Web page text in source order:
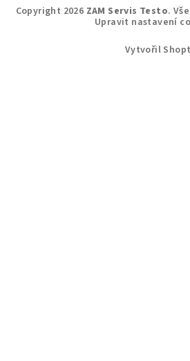
Copyright 2026 ZAM Servis Testo.
Upravit nastavení
Vytvořil